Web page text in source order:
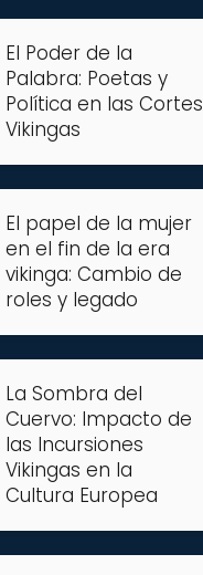
El Poder de la
Palabra: Poetas y
Política en las Cortes
Vikingas
El papel de la mujer
en el fin de la era
vikinga: Cambio de
roles y legado
La Sombra del
Cuervo: Impacto de
las Incursiones
Vikingas en la
Cultura Europea